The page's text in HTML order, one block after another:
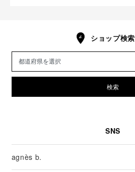
ショップ検索
検索
SNS
agnès b.